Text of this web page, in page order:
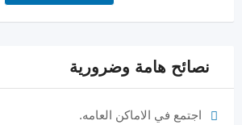
نصائح هامة وضرورية
اجتمع في الاماكن العامه.